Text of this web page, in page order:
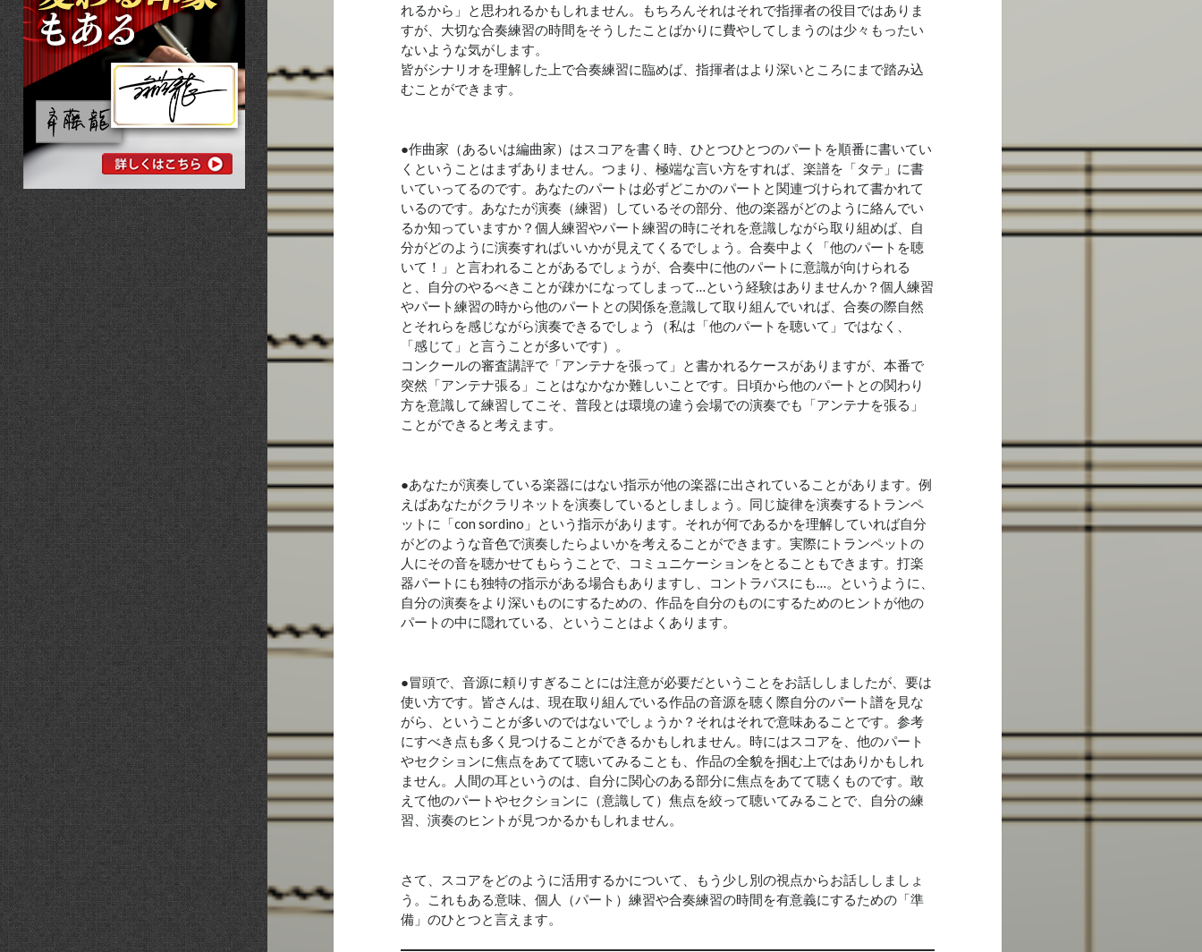
れるから」と思われるかもしれません。もちろんそれはそれで指揮者の役目ではありま
すが、大切な合奏練習の時間をそうしたことばかりに費やしてしまうのは少々もったい
ないような気がします。
皆がシナリオを理解した上で合奏練習に臨めば、指揮者はより深いところにまで踏み込
むことができます。
●作曲家（あるいは編曲家）はスコアを書く時、ひとつひとつのパートを順番に書いてい
くということはまずありません。つまり、極端な言い方をすれば、楽譜を「タテ」に書
いていってるのです。あなたのパートは必ずどこかのパートと関連づけられて書かれて
いるのです。あなたが演奏（練習）しているその部分、他の楽器がどのように絡んでい
るか知っていますか？個人練習やパート練習の時にそれを意識しながら取り組めば、自
分がどのように演奏すればいいかが見えてくるでしょう。合奏中よく「他のパートを聴
いて！」と言われることがあるでしょうが、合奏中に他のパートに意識が向けられる
と、自分のやるべきことが疎かになってしまって…という経験はありませんか？個人練習
やパート練習の時から他のパートとの関係を意識して取り組んでいれば、合奏の際自然
とそれらを感じながら演奏できるでしょう（私は「他のパートを聴いて」ではなく、
「感じて」と言うことが多いです）。
コンクールの審査講評で「アンテナを張って」と書かれるケースがありますが、本番で
突然「アンテナ張る」ことはなかなか難しいことです。日頃から他のパートとの関わり
方を意識して練習してこそ、普段とは環境の違う会場での演奏でも「アンテナを張る」
ことができると考えます。
●あなたが演奏している楽器にはない指示が他の楽器に出されていることがあります。例
えばあなたがクラリネットを演奏しているとしましょう。同じ旋律を演奏するトランペ
ットに「con sordino」という指示があります。それが何であるかを理解していれば自分
がどのような音色で演奏したらよいかを考えることができます。実際にトランペットの
人にその音を聴かせてもらうことで、コミュニケーションをとることもできます。打楽
器パートにも独特の指示がある場合もありますし、コントラバスにも…。というように、
自分の演奏をより深いものにするための、作品を自分のものにするためのヒントが他の
パートの中に隠れている、ということはよくあります。
●冒頭で、音源に頼りすぎることには注意が必要だということをお話ししましたが、要は
使い方です。皆さんは、現在取り組んでいる作品の音源を聴く際自分のパート譜を見な
がら、ということが多いのではないでしょうか？それはそれで意味あることです。参考
にすべき点も多く見つけることができるかもしれません。時にはスコアを、他のパート
やセクションに焦点をあてて聴いてみることも、作品の全貌を掴む上ではありかもしれ
ません。人間の耳というのは、自分に関心のある部分に焦点をあてて聴くものです。敢
えて他のパートやセクションに（意識して）焦点を絞って聴いてみることで、自分の練
習、演奏のヒントが見つかるかもしれません。
さて、スコアをどのように活用するかについて、もう少し別の視点からお話ししましょ
う。これもある意味、個人（パート）練習や合奏練習の時間を有意義にするための「準
備」のひとつと言えます。